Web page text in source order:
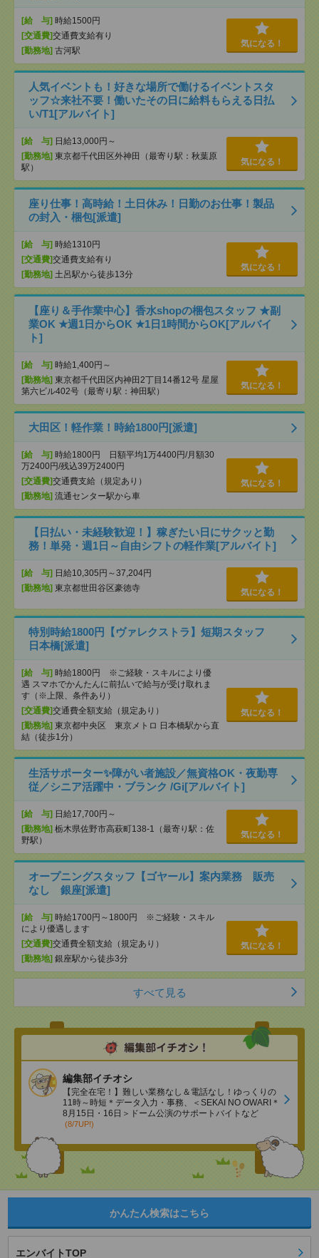
[給 与] 時給1500円
[交通費]交通費支給有り
[勤務地] 古河駅
気になる！
人気イベントも！好きな場所で働けるイベントスタ
ッフ☆来社不要！働いたその日に給料もらえる日払
い/T1[アルバイト]
[給 与] 日給13,000円～
[勤務地] 東京都千代田区外神田（最寄り駅：秋葉原
駅）
気になる！
座り仕事！高時給！土日休み！日勤のお仕事！製品
の封入・梱包[派遣]
[給 与] 時給1310円
[交通費]交通費支給有り
[勤務地] 土呂駅から徒歩13分
気になる！
【座り＆手作業中心】香水shopの梱包スタッフ ★副
業OK ★週1日からOK ★1日1時間からOK[アルバイ
ト]
[給 与] 時給1,400円～
[勤務地] 東京都千代田区内神田2丁目14番12号 星屋
第六ビル402号（最寄り駅：神田駅）
気になる！
大田区！軽作業！時給1800円[派遣]
[給 与] 時給1800円 日額平均1万4400円/月額30
万2400円/残込39万2400円
[交通費]交通費支給（規定あり）
[勤務地] 流通センター駅から車
気になる！
【日払い・未経験歓迎！】稼ぎたい日にサクッと勤
務！単発・週1日～自由シフトの軽作業[アルバイト]
[給 与] 日給10,305円～37,204円
[勤務地] 東京都世田谷区豪徳寺 気になる！
特別時給1800円【ヴァレクストラ】短期スタッフ
日本橋[派遣]
[給 与] 時給1800円 ※ご経験・スキルにより優
遇 スマホでかんたんに前払いで給与が受け取れま
す（※上限、条件あり）
[交通費]交通費全額支給（規定あり）
[勤務地] 東京都中央区 東京メトロ 日本橋駅から直
結（徒歩1分）
気になる！
生活サポーター✨障がい者施設／無資格OK・夜勤専
従／シニア活躍中・ブランク /Gi[アルバイト]
[給 与] 日給17,700円～
[勤務地] 栃木県佐野市高萩町138-1（最寄り駅：佐
野駅）
気になる！
オープニングスタッフ【ゴヤール】案内業務 販売
なし 銀座[派遣]
[給 与] 時給1700円～1800円 ※ご経験・スキル
により優遇します
[交通費]交通費全額支給（規定あり）
[勤務地] 銀座駅から徒歩3分
気になる！
すべて見る
編集部イチオシ
【完全在宅！】難しい業務なし＆電話なし！ゆっくりの
11時～時短＊データ入力・事務、＜SEKAI NO OWARI＊
8月15日・16日＞ドーム公演のサポートバイトなど
(8/7UP!)
かんたん検索はこちら
エンバイトTOP